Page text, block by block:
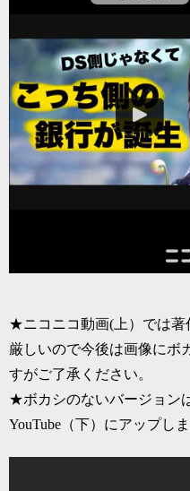
★ニコニコ動画(上）では著
厳しいので今後は画像にボ
すがご了承ください。
★ボカシのないバージョン
YouTube（下）にアップしま